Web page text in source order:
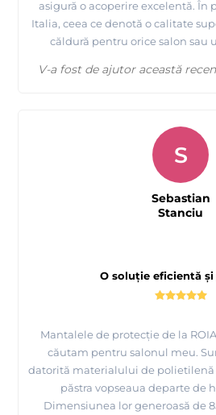
asigură o acoperire excelentă. În
Italia, ceea ce denotă o calitate
căldură pentru orice salon sau
V-a fost de ajutor această
O soluție eficientă
Mantalele de protecție de la
căutam pentru salonul meu.
datorită materialului de polietilenă
păstra vopseaua departe de
Dimensiunea lor generoasă de
S
Sebastian
Stanciu